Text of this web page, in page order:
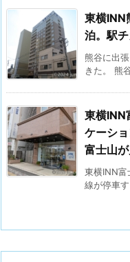
東横INN
泊。駅
熊谷に出
きた。 熊
東横INN
ケーシ
富士山
東横INN富
線が停車